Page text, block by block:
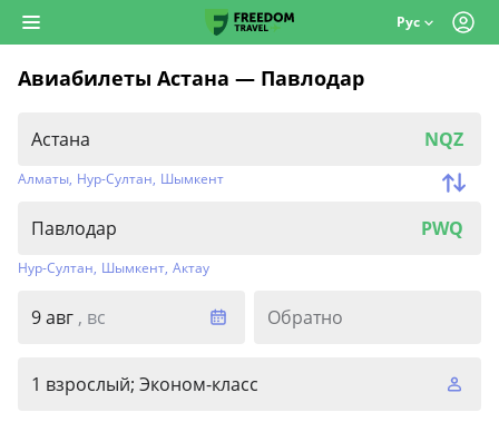
Рус
Авиабилеты Астана — Павлодар
NQZ
Алматы, Нур-Султан, Шымкент
PWQ
Нур-Султан, Шымкент, Актау
9 авг , вс Обратно
1 взрослый; Эконом-класс